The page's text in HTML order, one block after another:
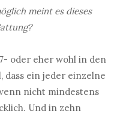
meint es dieses
oder eher wohl in den
dass ein jeder einzelne
nicht mindestens
Und in zehn